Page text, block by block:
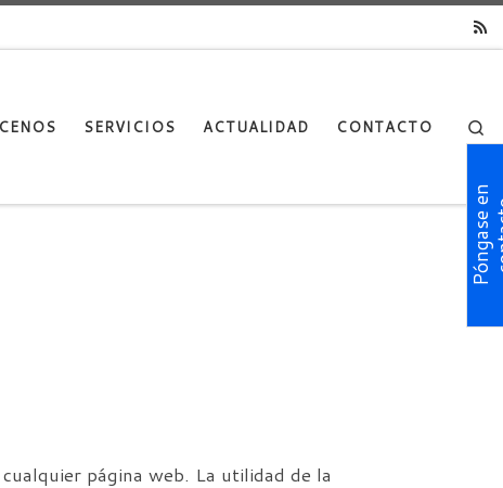
SERVICIOS ACTUALIDAD CONTACTO
página web. La utilidad de la
P
ó
n
g
a
s
e
n
c
o
n
t
a
c
t